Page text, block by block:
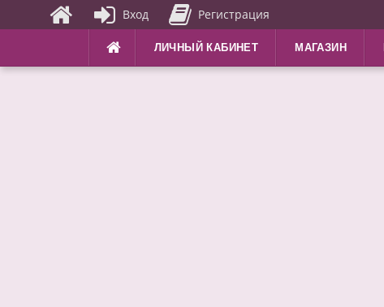
ЛИЧНЫЙ КАБИНЕТ МАГАЗИН
Вход Регистрация